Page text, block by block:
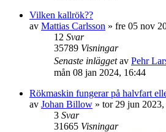
Vilken kallrök??
av Mattias Carlsson » fre 05 nov
12 Svar
35789 Visningar
Senaste inläggetav Pehr
mån 08 jan 2024, 16:44
Rökmaskin fungerar på halvfart
av Johan Billow » tor 29 jun
3 Svar
31665 Visningar